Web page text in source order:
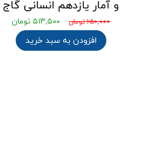
و آمار یازدهم انسانی گاج
۶۵۰,۰۰۰ تومان ۵۱۳,۵۰۰ تومان
افزودن به سبد خرید